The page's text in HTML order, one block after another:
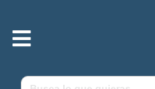
M
e
ú
Buscar: